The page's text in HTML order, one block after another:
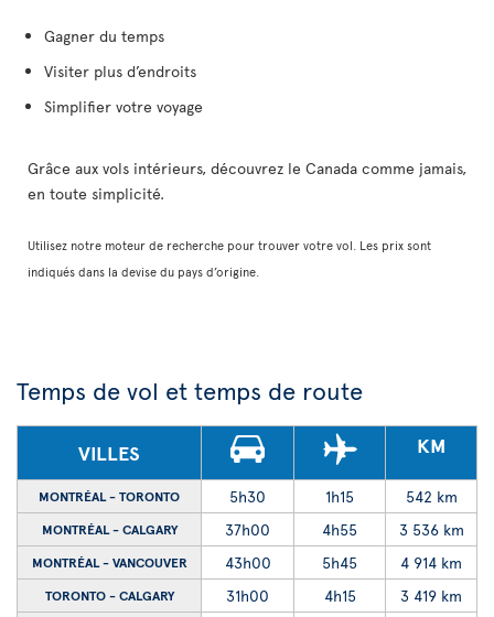
Gagner du temps
Visiter plus d’endroits
Simplifier votre voyage
Grâce aux vols intérieurs, découvrez le Canada comme jamais,
en toute simplicité.
Utilisez notre moteur de recherche pour trouver votre vol. Les prix sont
indiqués dans la devise du pays d’origine.
Temps de vol et temps de route
VILLES KM
MONTRÉAL - TORONTO 5h30 1h15 542 km
MONTRÉAL - CALGARY 37h00 4h55 3 536 km
MONTRÉAL - VANCOUVER 43h00 5h45 4 914 km
TORONTO - CALGARY 31h00 4h15 3 419 km